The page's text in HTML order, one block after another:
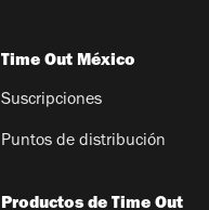
Time Out México
Suscripciones
Puntos de distribución
Productos de Time Out